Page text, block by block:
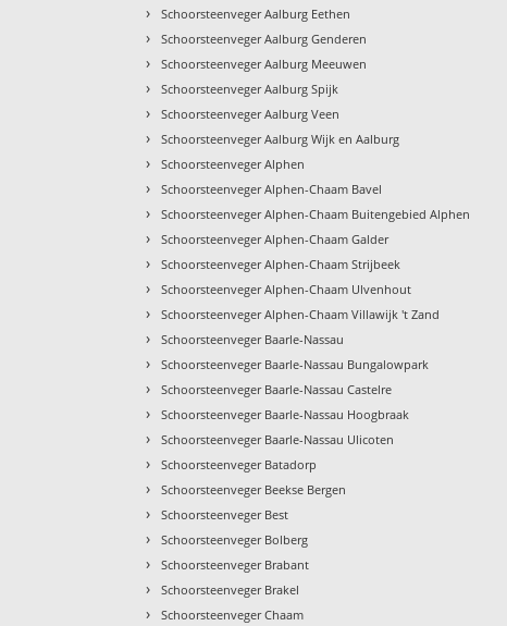
› Schoorsteenveger Aalburg Eethen
› Schoorsteenveger Aalburg Genderen
› Schoorsteenveger Aalburg Meeuwen
› Schoorsteenveger Aalburg Spijk
› Schoorsteenveger Aalburg Veen
› Schoorsteenveger Aalburg Wijk en Aalburg
› Schoorsteenveger Alphen
› Schoorsteenveger Alphen-Chaam Bavel
› Schoorsteenveger Alphen-Chaam Buitengebied Alphen
› Schoorsteenveger Alphen-Chaam Galder
› Schoorsteenveger Alphen-Chaam Strijbeek
› Schoorsteenveger Alphen-Chaam Ulvenhout
› Schoorsteenveger Alphen-Chaam Villawijk 't Zand
› Schoorsteenveger Baarle-Nassau
› Schoorsteenveger Baarle-Nassau Bungalowpark
› Schoorsteenveger Baarle-Nassau Castelre
› Schoorsteenveger Baarle-Nassau Hoogbraak
› Schoorsteenveger Baarle-Nassau Ulicoten
› Schoorsteenveger Batadorp
› Schoorsteenveger Beekse Bergen
› Schoorsteenveger Best
› Schoorsteenveger Bolberg
› Schoorsteenveger Brabant
› Schoorsteenveger Brakel
› Schoorsteenveger Chaam